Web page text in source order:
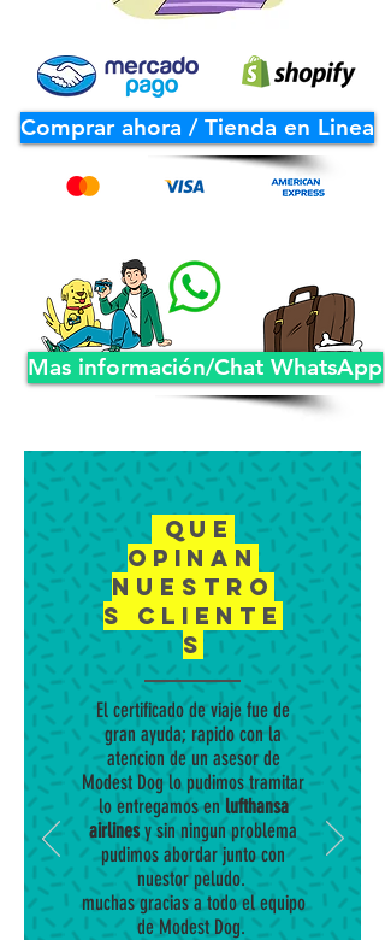
Comprar ahora / Tienda en Linea
Mas información/Chat WhatsApp
que
opinan
nuestro
s
cliente
s
El certificado de viaje fue de
gran ayuda; rapido con la
atencion de un asesor de
Modest Dog lo pudimos tramitar
lo entregamos enlufthansa
airlinesy sin ningun problema
pudimos abordar junto con
nuestor peludo.
muchas gracias a todo el equipo
de Modest Dog.